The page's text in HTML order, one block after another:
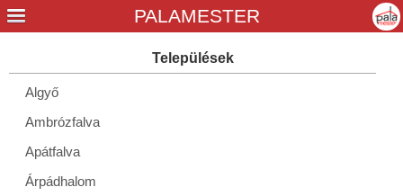
Algyő
Ambrózfalva
Apátfalva
Árpádhalom